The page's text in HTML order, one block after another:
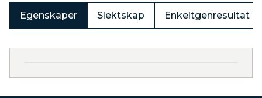
Egenskaper Slektskap Enkeltgenresultat